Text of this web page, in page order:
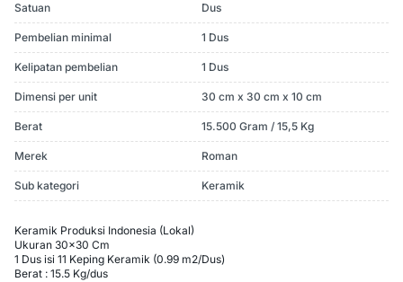
Satuan Dus
Pembelian minimal 1 Dus
Kelipatan pembelian 1 Dus
Dimensi per unit 30 cm x 30 cm x 10 cm
Berat 15.500 Gram / 15,5 Kg
Merek Roman
Sub kategori Keramik
Keramik Produksi Indonesia (Lokal)
Ukuran 30x30 Cm
1 Dus isi 11 Keping Keramik (0.99 m2/Dus)
Berat : 15.5 Kg/dus